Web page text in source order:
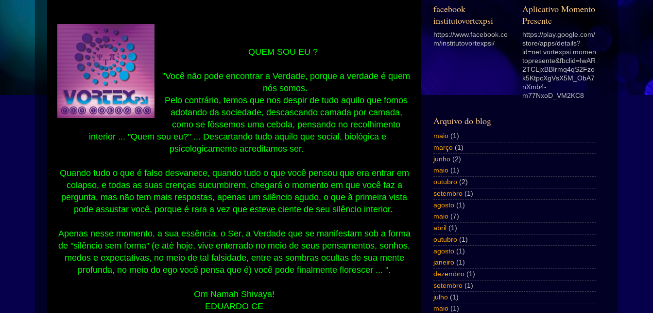
QUEM SOU EU ?
"Você não pode encontrar a Verdade, porque a verdade é quem
nós somos.
Pelo contrário, temos que nos despir de tudo aquilo que fomos
adotando da sociedade, descascando camada por camada,
como se fôssemos uma cebola, pensando no recolhimento
interior ... "Quem sou eu?" ... Descartando tudo aquilo que social, biológica e
psicologicamente acreditamos ser.
Quando tudo o que é falso desvanece, quando tudo o que você pensou que era entrar em
colapso, e todas as suas crenças sucumbirem, chegará o momento em que você faz a
pergunta, mas não tem mais respostas, apenas um silêncio agudo, o que à primeira vista
pode assustar você, porque é rara a vez que esteve ciente de seu silêncio interior.
Apenas nesse momento, a sua essência, o Ser, a Verdade que se manifestam sob a forma
de "silêncio sem forma" (e até hoje, vive enterrado no meio de seus pensamentos, sonhos,
medos e expectativas, no meio de tal falsidade, entre as sombras ocultas de sua mente
profunda, no meio do ego você pensa que é) você pode finalmente florescer ... ".
Om Namah Shivaya!
EDUARDO CE
facebook
institutovortexpsi
https://www.facebook.co
m/institutovortexpsi/
Aplicativo Momento
Presente
https://play.google.com/
store/apps/details?
id=net.vortexpsi.momen
topresente&fbclid=IwAR
2TCLjxBBIrmq4qS2Fzo
k5KtpcXgVsX5M_ObA7
nXmb4-
m77NxoD_VM2KC8
Arquivo do blog
maio (1)
março (1)
junho (2)
maio (1)
outubro (2)
setembro (1)
agosto (1)
maio (7)
abril (1)
outubro (1)
agosto (1)
janeiro (1)
dezembro (1)
setembro (1)
julho (1)
maio (1)